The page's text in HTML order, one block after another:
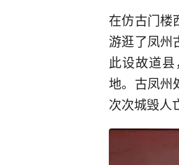
在仿古门楼
游逛了凤州
此设故道
地。古凤州
次次城毁人